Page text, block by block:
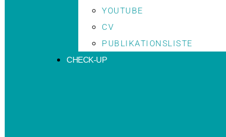
YOUTUBE
CV
PUBLIKATIONSLISTE
CHECK-UP